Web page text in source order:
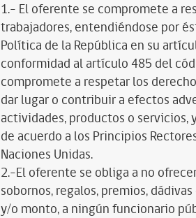
1.- El oferente se compromete a
trabajadores, entendiéndose por
Política de la República en su
conformidad al artículo 485 del
compromete a respetar los
dar lugar o contribuir a efectos
actividades, productos o servicios,
de acuerdo a los Principios
Naciones Unidas.
2.-El oferente se obliga a no
sobornos, regalos, premios,
y/o monto, a ningún funcionario